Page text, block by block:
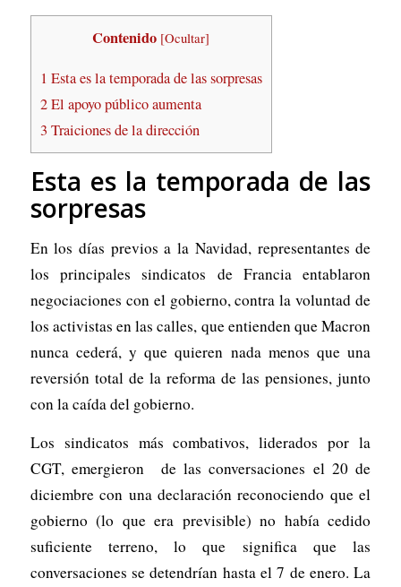
Contenido [Ocultar]
1 Esta es la temporada de las sorpresas
2El apoyo público aumenta
3 Traiciones de la dirección
Esta es la temporada de las
sorpresas
En los días previos a la Navidad, representantes de
los principales sindicatos de Francia entablaron
negociaciones con el gobierno, contra la voluntad de
los activistas en las calles, que entienden que Macron
nunca cederá, y que quieren nada menos que una
reversión total de la reforma de las pensiones, junto
con la caída del gobierno.
Los sindicatos más combativos, liderados por la
CGT, emergieron de las conversaciones el 20 de
diciembre con una declaración reconociendo que el
gobierno (lo que era previsible) no había cedido
suficiente terreno, lo que significa que las
conversaciones se detendrían hasta el 7 de enero. La